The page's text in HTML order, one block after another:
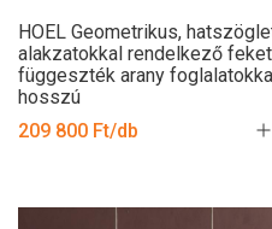
HOEL Geometrikus,
alakzatokkal rendelkező
függeszték arany
hosszú
209 800 Ft/db